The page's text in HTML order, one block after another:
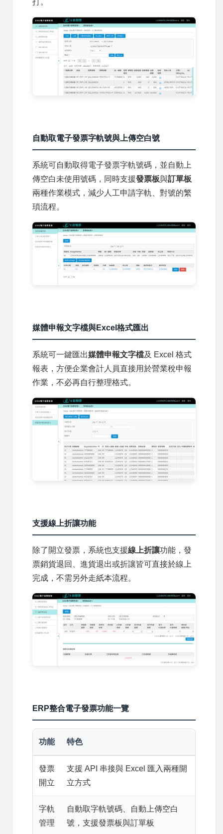
打。
自動取電子發票字軌號與上傳空白號
系統可自動取得電子發票字軌號碼，並自動上
傳空白未使用號碼，同時支援發票板與訂單板
兩種作業模式，減少人工申請字軌、對號的繁
瑣流程。
媒體申報文字檔與Excel格式匯出
系統可一鍵匯出媒體申報文字檔及 Excel 格式
報表，方便企業會計人員直接用於營業稅申報
作業，不必再自行整理格式。
支援線上折讓功能
除了開立發票，系統也支援線上折讓功能，發
票銷貨退回、進貨退出或折讓皆可直接於線上
完成，不需另外走紙本流程。
ERP整合電子發票功能一覽
功能 特色
發票
開立
支援 API 串接與 Excel 匯入兩種開
立方式
字軌
管理
自動取字軌號碼、自動上傳空白
號，支援發票板與訂單板